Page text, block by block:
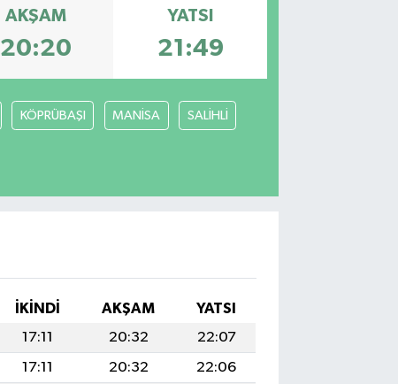
AKŞAM
20:20
YATSI
21:49
KÖPRÜBAŞI MANİSA SALİHLİ
İKINDI AKŞAM
YATSI
17:11 20:32
22:07
17:11 20:32
22:06